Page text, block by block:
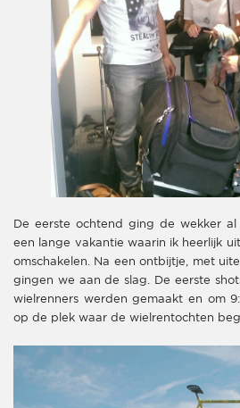
De eerste ochtend ging de wekker
een lange vakantie waarin ik heerlijk
omschakelen. Na een ontbijtje, met
gingen we aan de slag. De eerste
wielrenners werden gemaakt en om
op de plek waar de wielrentochten